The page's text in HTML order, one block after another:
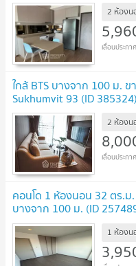
2 ห้องน
ใกล้ BTS บางจาก 100 ม.
Sukhumvit 93 (ID 385324)
2 ห้องน
คอนโด 1 ห้องนอน 32 ตร.ม
บางจาก 100 ม. (ID
1 ห้องน